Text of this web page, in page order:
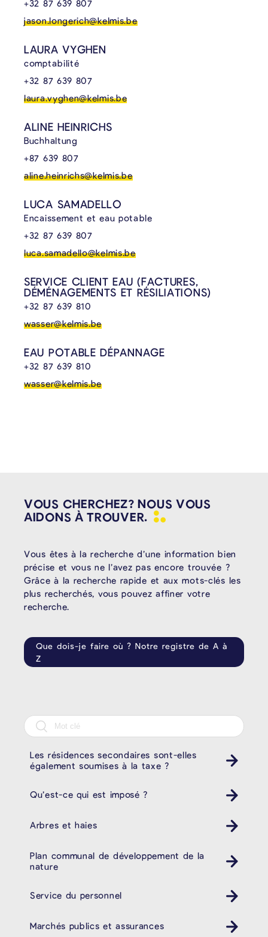
+32 87 639 807
jason.longerich@kelmis.be
LAURA VYGHEN
comptabilité
+32 87 639 807
laura.vyghen@kelmis.be
ALINE HEINRICHS
Buchhaltung
+87 639 807
aline.heinrichs@kelmis.be
LUCA SAMADELLO
Encaissement et eau potable
+32 87 639 807
luca.samadello@kelmis.be
SERVICE CLIENT EAU (FACTURES,
DÉMÉNAGEMENTS ET RÉSILIATIONS)
+32 87 639 810
wasser@kelmis.be
EAU POTABLE DÉPANNAGE
+32 87 639 810
wasser@kelmis.be
VOUS CHERCHEZ? NOUS VOUS
AIDONS ÀTROUVER.
Vous êtes à la recherche d’une information bien
précise et vous ne l’avez pas encore trouvée ?
Grâce à la recherche rapide et aux mots-clés les
plus recherchés, vous pouvez affiner votre
recherche.
Que dois-je faire où ? Notre registre de A à
Z
Les résidences secondaires sont-elles
également soumises à la taxe ?
Qu’est-ce qui est imposé ?
Arbres et haies
Plan communal de développement de la
nature
Service du personnel
Marchés publics et assurances